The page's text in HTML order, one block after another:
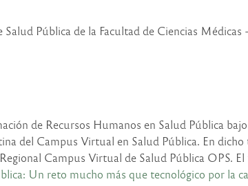
Pública de la Facultad de Ciencias
de Recursos Humanos en Salud Pública
del Campus Virtual en Salud Pública. En dicho
Campus Virtual de Salud Pública OPS.
Un reto mucho más que tecnológico por la